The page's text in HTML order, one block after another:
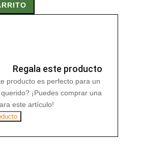
Regala este producto
producto es perfecto para un
¡Puedes comprar una
este artículo!